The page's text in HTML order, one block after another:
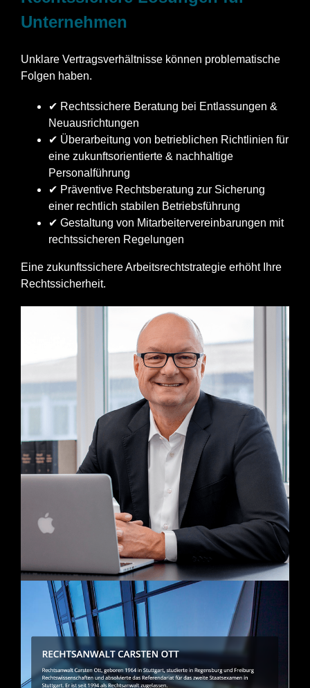
Unternehmen
Unklare Vertragsverhältnisse können problematische
Folgen haben.
✔ Rechtssichere Beratung bei Entlassungen &
Neuausrichtungen
✔ Überarbeitung von betrieblichen Richtlinien für
eine zukunftsorientierte & nachhaltige
Personalführung
✔ Präventive Rechtsberatung zur Sicherung
einer rechtlich stabilen Betriebsführung
✔ Gestaltung von Mitarbeitervereinbarungen mit
rechtssicheren Regelungen
Eine zukunftssichere Arbeitsrechtstrategie erhöht Ihre
Rechtssicherheit.